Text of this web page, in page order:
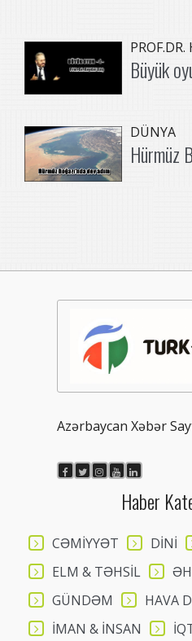
PROF.DR.
Büyük
DÜNYA
Hürmüz
Azərbaycan Xəbər
Haber
CƏMİYYƏT DİNİ
ELM & TƏHSİL
GÜNDƏM
HAVA
İMAN & İNSAN